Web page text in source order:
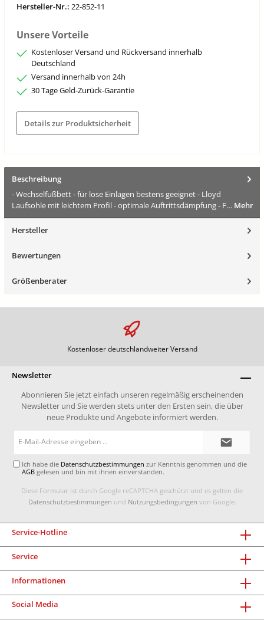
Hersteller-Nr.: 22-852-11
Unsere Vorteile
Kostenloser Versand und Rückversand innerhalb
Deutschland
Versand innerhalb von 24h
30 Tage Geld-Zurück-Garantie
Details zur Produktsicherheit
Beschreibung
- Wechselfußbett - für lose Einlagen bestens geeignet - Lloyd
Laufsohle mit leichtem Profil - optimale Auftrittsdämpfung - F… Mehr
Hersteller
Bewertungen
Größenberater
Kostenloser deutschlandweiter Versand
Newsletter
Abonnieren Sie jetzt einfach unseren regelmäßig erscheinenden
Newsletter und Sie werden stets unter den Ersten sein, die über
neue Produkte und Angebote informiert werden.
Ich habe die Datenschutzbestimmungen zur Kenntnis genommen und die
AGB gelesen und bin mit ihnen einverstanden.
Diese Formular ist durch Google reCAPTCHA geschützt und es gelten die
Datenschutzbestimmungen und Nutzungsbedingungen von Google.
Service-Hotline
Service
Informationen
Social Media